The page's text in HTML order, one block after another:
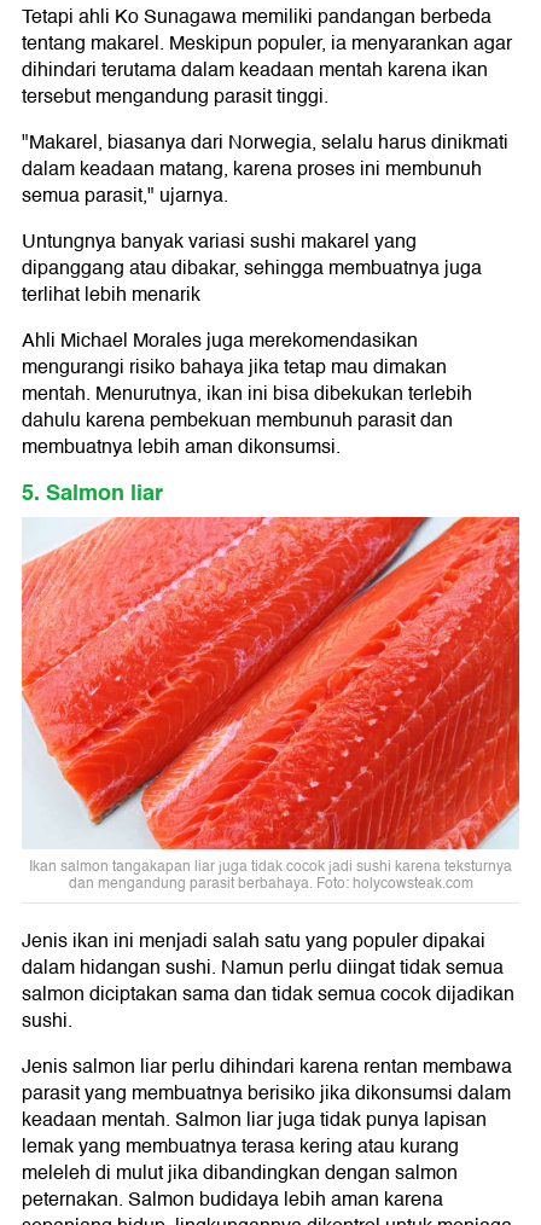
Tetapi ahli Ko Sunagawa memiliki pandangan berbeda
tentang makarel. Meskipun populer, ia menyarankan agar
dihindari terutama dalam keadaan mentah karena ikan
tersebut mengandung parasit tinggi.
"Makarel, biasanya dari Norwegia, selalu harus dinikmati
dalam keadaan matang, karena proses ini membunuh
semua parasit," ujarnya.
Untungnya banyak variasi sushi makarel yang
dipanggang atau dibakar, sehingga membuatnya juga
terlihat lebih menarik
Ahli Michael Morales juga merekomendasikan
mengurangi risiko bahaya jika tetap mau dimakan
mentah. Menurutnya, ikan ini bisa dibekukan terlebih
dahulu karena pembekuan membunuh parasit dan
membuatnya lebih aman dikonsumsi.
5. Salmon liar
Ikan salmon tangakapan liar juga tidak cocok jadi sushi karena teksturnya
dan mengandung parasit berbahaya. Foto: holycowsteak.com
Jenis ikan ini menjadi salah satu yang populer dipakai
dalam hidangan sushi. Namun perlu diingat tidak semua
salmon diciptakan sama dan tidak semua cocok dijadikan
sushi.
Jenis salmon liar perlu dihindari karena rentan membawa
parasit yang membuatnya berisiko jika dikonsumsi dalam
keadaan mentah. Salmon liar juga tidak punya lapisan
lemak yang membuatnya terasa kering atau kurang
meleleh di mulut jika dibandingkan dengan salmon
peternakan. Salmon budidaya lebih aman karena